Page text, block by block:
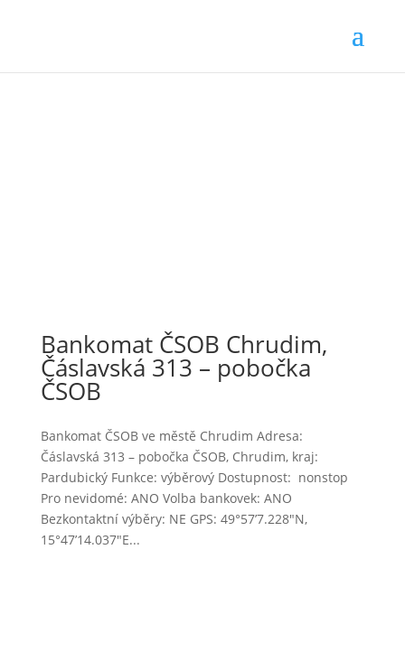
Bankomat ČSOB Chrudim,
Čáslavská 313 – pobočka
ČSOB
Bankomat ČSOB ve městě Chrudim Adresa:
Čáslavská 313 – pobočka ČSOB, Chrudim, kraj:
Pardubický Funkce: výběrový Dostupnost: nonstop
Pro nevidomé: ANO Volba bankovek: ANO
Bezkontaktní výběry: NE GPS: 49°57’7.228″N,
15°47’14.037″E...